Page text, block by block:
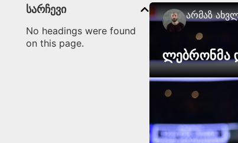
სარჩევი
No headings were found
on this page.
Არმაზ
ლებრონმა